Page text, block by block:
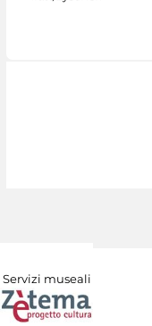
Servizi museali